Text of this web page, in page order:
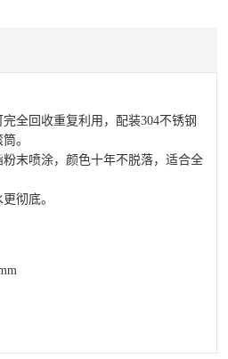
全回收重复利用，配装304不锈钢
。
末喷涂，颜色十年不脱落，适合全
彻底。